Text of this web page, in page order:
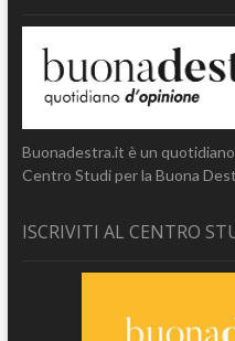
Buonadestra.it è un
Centro Studi per la Buona
ISCRIVITI AL CENTRO